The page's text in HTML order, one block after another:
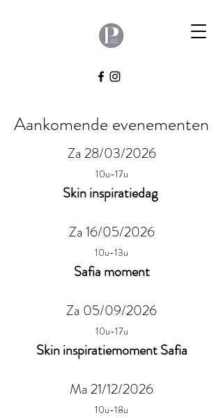
Aankomende evenementen
Za 28/03/2026
10u-17u
Skin inspiratiedag
Za 16/05/2026
10u-13u
Safia moment
Za 05/09/2026
10u-17u
Skin inspiratiemoment Safia
Ma 21/12/2026
10u-18u